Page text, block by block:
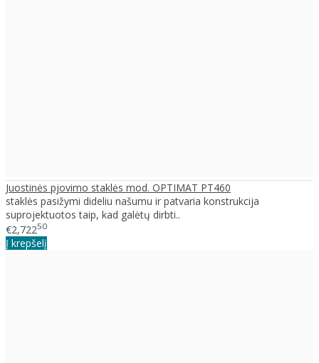
Juostinės pjovimo staklės mod. OPTIMAT PT460
staklės pasižymi dideliu našumu ir patvaria konstrukcija
suprojektuotos taip, kad galėtų dirbti..
€2,72250
Į krepšelį